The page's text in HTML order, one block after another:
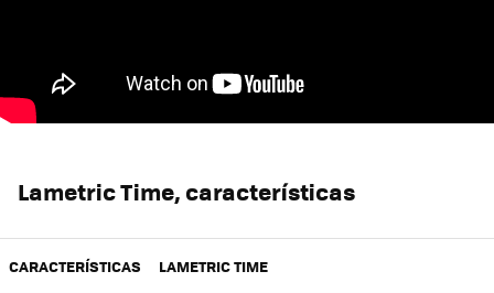
Lametric Time, características
CARACTERÍSTICAS LAMETRIC TIME